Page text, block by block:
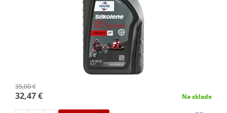
35,00 €
32,47 € Na sklade